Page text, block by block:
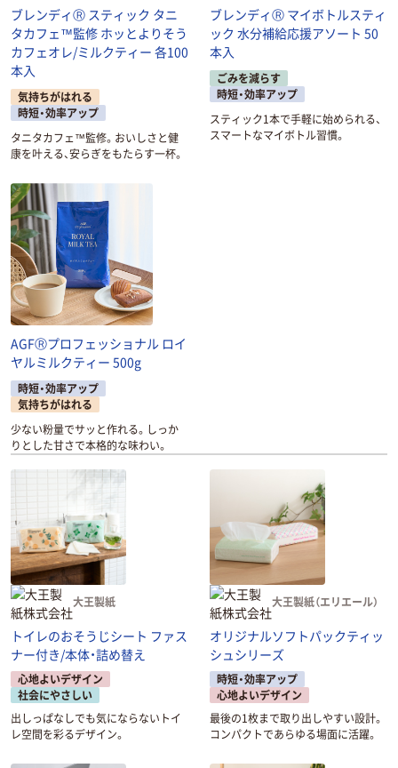
ブレンディⓇ スティック タニ
タカフェ™監修 ホッとよりそう
カフェオレ/ミルクティー 各100
本入
気持ちがはれる
時短・効率アップ
タニタカフェ™監修。おいしさと健
康を叶える、安らぎをもたらす一杯。
ブレンディⓇ マイボトルスティ
ック 水分補給応援アソート 50
本入
ごみを減らす
時短・効率アップ
スティック1本で手軽に始められる、
スマートなマイボトル習慣。
AGFⓇプロフェッショナル ロイ
ヤルミルクティー 500g
時短・効率アップ
気持ちがはれる
少ない粉量でサッと作れる。しっか
りとした甘さで本格的な味わい。
大王製紙
トイレのおそうじシート ファス
ナー付き/本体・詰め替え
心地よいデザイン
社会にやさしい
出しっぱなしでも気にならないトイ
レ空間を彩るデザイン。
大王製紙（エリエール）
オリジナルソフトパックティッ
シュシリーズ
時短・効率アップ
心地よいデザイン
最後の1枚まで取り出しやすい設計。
コンパクトであらゆる場面に活躍。